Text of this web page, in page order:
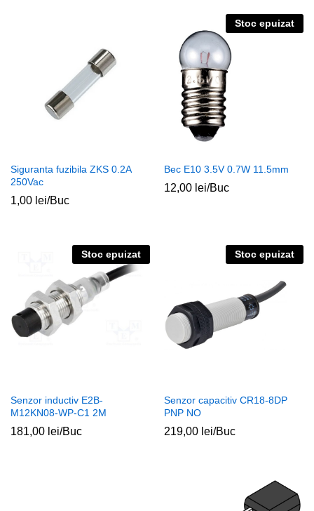
Siguranta fuzibila ZKS 0.2A
250Vac
1,00 lei/Buc
Stoc epuizat
Bec E10 3.5V 0.7W 11.5mm
12,00 lei/Buc
Stoc epuizat
Senzor inductiv E2B-
M12KN08-WP-C1 2M
181,00 lei/Buc
Stoc epuizat
Senzor capacitiv CR18-8DP
PNP NO
219,00 lei/Buc